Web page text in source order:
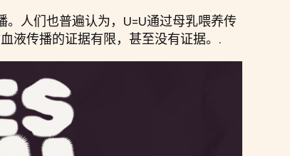
人们也普遍认为，U=U通过母乳喂养传
液传播的证据有限，甚至没有证据。.